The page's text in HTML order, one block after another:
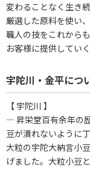
変わることなく生き続
厳選した原料を使い
職人の技をこれから
お客様に提供してい
宇陀川・金平につ
【 宇陀川 】
― 昇栄堂百有余年の
豆が潰れないように
大粒の宇陀大納言小
げました。大粒小豆